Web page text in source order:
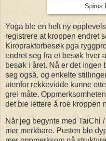
Spiros
Yoga ble en helt ny
registrere at kroppen endret
Kiropraktorbesøk pga
endret seg fra et besøk hver
besøk i året. Nå er det ingen
seg også, og enkelte
utenfor rekkevidde kunne
grei måte.
det ble lettere å roe kroppen
Når jeg begynte med TaiChi
mer merkbare. Pusten ble